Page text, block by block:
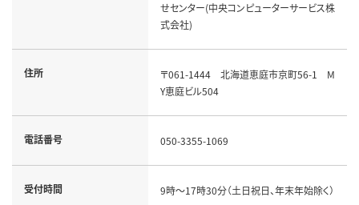
せセンター(中央コンピューターサービス株
式会社)
住所
〒061-1444 北海道恵庭市京町56-1 M
Y恵庭ビル504
電話番号 050-3355-1069
受付時間 9時～17時30分（土日祝日、年末年始除く）